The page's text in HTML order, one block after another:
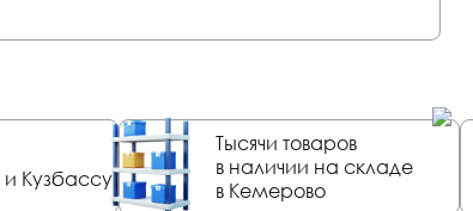
Кузбассу
Тысячи товаров
в наличии на складе
в Кемерово